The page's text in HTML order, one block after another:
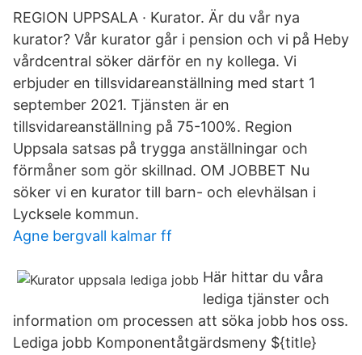
REGION UPPSALA · Kurator. Är du vår nya
kurator? Vår kurator går i pension och vi på Heby
vårdcentral söker därför en ny kollega. Vi
erbjuder en tillsvidareanställning med start 1
september 2021. Tjänsten är en
tillsvidareanställning på 75-100%. Region
Uppsala satsas på trygga anställningar och
förmåner som gör skillnad. OM JOBBET Nu
söker vi en kurator till barn- och elevhälsan i
Lycksele kommun.
Agne bergvall kalmar ff
Här hittar du våra
lediga tjänster och
information om processen att söka jobb hos oss.
Lediga jobb Komponentåtgärdsmeny ${title}